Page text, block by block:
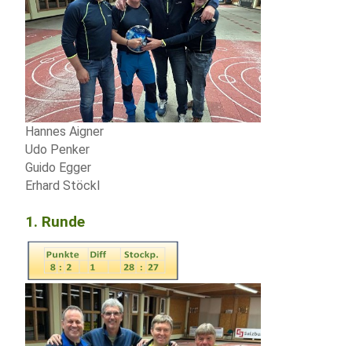
Hannes Aigner
Udo Penker
Guido Egger
Erhard Stöckl
1. Runde